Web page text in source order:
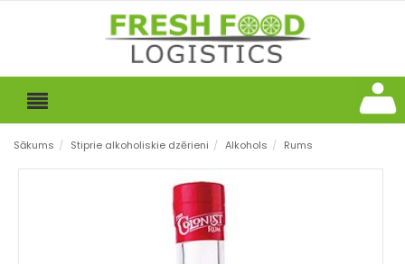
Sākums / Stiprie alkoholiskie dzērieni / Alkohols / Rums